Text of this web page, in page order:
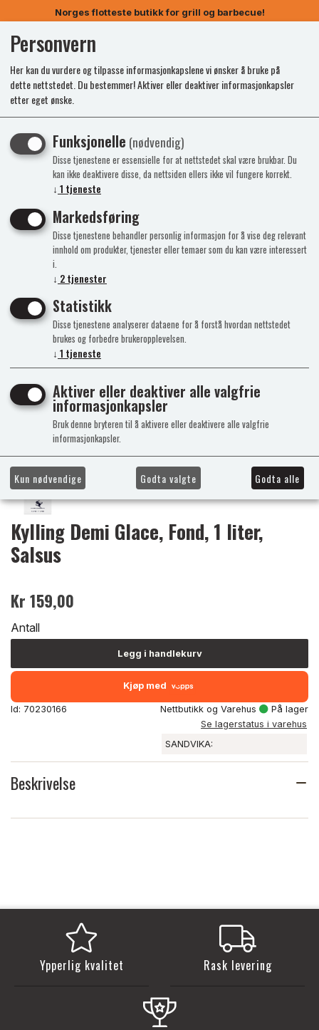
Norges flotteste butikk for grill og barbecue!
Kylling Demi Glace, Fond, 1 liter,
Salsus
Kr 159,00
Antall
Legg i handlekurv
Kjøp med
Id: 70230166 Nettbutikk og Varehus
På lager
Se lagerstatus i varehus
SANDVIKA:
Beskrivelse
Ypperlig kvalitet Rask levering
Personvern
Her kan du vurdere og tilpasse informasjonkapslene vi ønsker å bruke på
dette nettstedet. Du bestemmer! Aktiver eller deaktiver informasjonkapsler
etter eget ønske.
Funksjonelle (nødvendig)
Disse tjenestene er essensielle for at nettstedet skal være brukbar. Du
kan ikke deaktivere disse, da nettsiden ellers ikke vil fungere korrekt.
↓ 1 tjeneste
Markedsføring
Disse tjenestene behandler personlig informasjon for å vise deg relevant
innhold om produkter, tjenester eller temaer som du kan være interessert
i.
↓ 2tjenester
Statistikk
Disse tjenestene analyserer dataene for å forstå hvordan nettstedet
brukes og forbedre brukeropplevelsen.
↓ 1 tjeneste
Aktiver eller deaktiver alle valgfrie
informasjonkapsler
Bruk denne bryteren til å aktivere eller deaktivere alle valgfrie
informasjonkapsler.
Kun nødvendige Godta valgte Godta alle